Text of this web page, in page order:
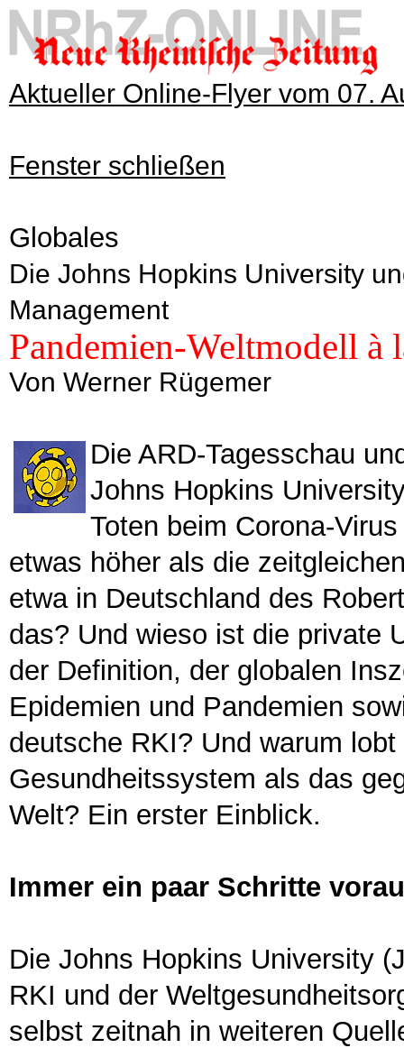
Aktueller Online-Flyer vom 07.
Fenster schließen
Globales
Die Johns Hopkins University
Management
Pandemien-Weltmodell à
Von Werner Rügemer
Die ARD-Tagesschau
Johns Hopkins
Toten beim Corona-
etwas höher als die
etwa in Deutschland des
das? Und wieso ist die private
der Definition, der globalen
Epidemien und Pandemien
deutsche RKI? Und warum
Gesundheitssystem als das
Welt? Ein erster Einblick.
Immer ein paar Schritte
Die Johns Hopkins University
RKI und der
selbst zeitnah in weiteren